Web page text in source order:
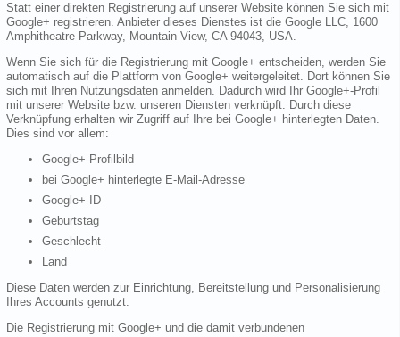
Statt einer direkten Registrierung auf unserer Website können Sie sich mit
Google+ registrieren. Anbieter dieses Dienstes ist die Google LLC, 1600
Amphitheatre Parkway, Mountain View, CA 94043, USA.
Wenn Sie sich für die Registrierung mit Google+ entscheiden, werden Sie
automatisch auf die Plattform von Google+ weitergeleitet. Dort können Sie
sich mit Ihren Nutzungsdaten anmelden. Dadurch wird Ihr Google+-Profil
mit unserer Website bzw. unseren Diensten verknüpft. Durch diese
Verknüpfung erhalten wir Zugriff auf Ihre bei Google+ hinterlegten Daten.
Dies sind vor allem:
Google+-Profilbild
bei Google+ hinterlegte E-Mail-Adresse
Google+-ID
Geburtstag
Geschlecht
Land
Diese Daten werden zur Einrichtung, Bereitstellung und Personalisierung
Ihres Accounts genutzt.
Die Registrierung mit Google+ und die damit verbundenen